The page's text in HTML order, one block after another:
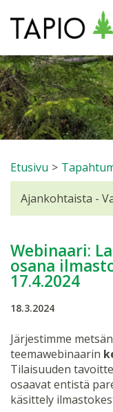
Etusivu >
Webinaari:
osana
17.4.2024
18.3.2024
Järjestimme
teemawebinaarin
Tilaisuuden
osaavat entistä
käsittely
Ajankohtaista -